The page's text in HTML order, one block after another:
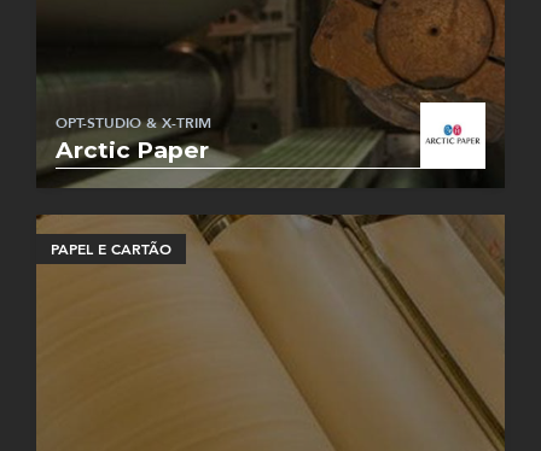
OPT-STUDIO & X-TRIM
Arctic Paper
PAPEL E CARTÃO